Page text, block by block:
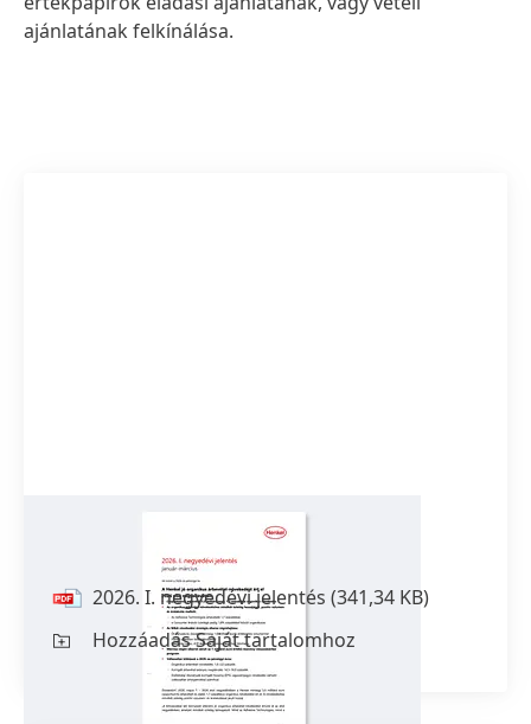
ajánlatának felkínálása.
2026. I. negyedévi jelentés
2026. I. negyedévi jelentés (341,34 KB)
Hozzáadás Saját tartalomhoz